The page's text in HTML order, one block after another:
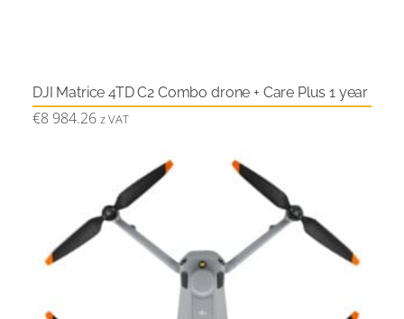
DJI Matrice 4TD C2 Combo drone + Care Plus 1 year
€8 984.26 z VAT